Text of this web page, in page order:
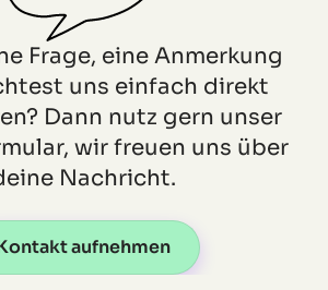
Frage, eine Anmerkung
uns einfach direkt
Dann nutz gern unser
wir freuen uns über
Nachricht.
aufnehmen